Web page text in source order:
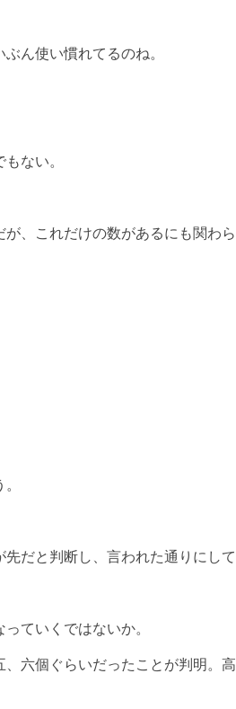
ん使い慣れてるのね。
ない。
、これだけの数があるにも関わら
だと判断し、言われた通りにして
ていくではないか。
六個ぐらいだったことが判明。高